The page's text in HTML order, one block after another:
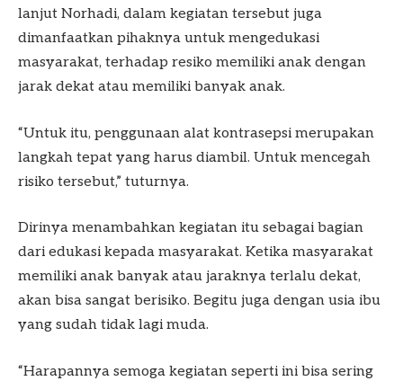
lanjut Norhadi, dalam kegiatan tersebut juga
dimanfaatkan pihaknya untuk mengedukasi
masyarakat, terhadap resiko memiliki anak dengan
jarak dekat atau memiliki banyak anak.
“Untuk itu, penggunaan alat kontrasepsi merupakan
langkah tepat yang harus diambil. Untuk mencegah
risiko tersebut,” tuturnya.
Dirinya menambahkan kegiatan itu sebagai bagian
dari edukasi kepada masyarakat. Ketika masyarakat
memiliki anak banyak atau jaraknya terlalu dekat,
akan bisa sangat berisiko. Begitu juga dengan usia ibu
yang sudah tidak lagi muda.
“Harapannya semoga kegiatan seperti ini bisa sering